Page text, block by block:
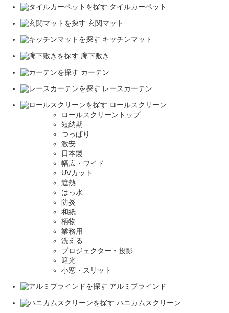
タイルカーペット
玄関マット
キッチンマット
廊下敷き
カーテン
レースカーテン
ロールスクリーン
ロールスクリーントップ
短納期
つっぱり
激安
日本製
幅広・ワイド
UVカット
遮熱
はっ水
防炎
和紙
柄物
業務用
洗える
プロジェクター・投影
遮光
小窓・スリット
アルミブラインド
ハニカムスクリーン